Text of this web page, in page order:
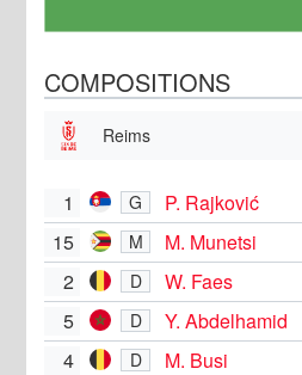
COMPOSITIONS
Reims
1 G
P. Rajković
15
M
M. Munetsi
2
D
W. Faes
5
D
Y. Abdelhamid
4
D M. Busi